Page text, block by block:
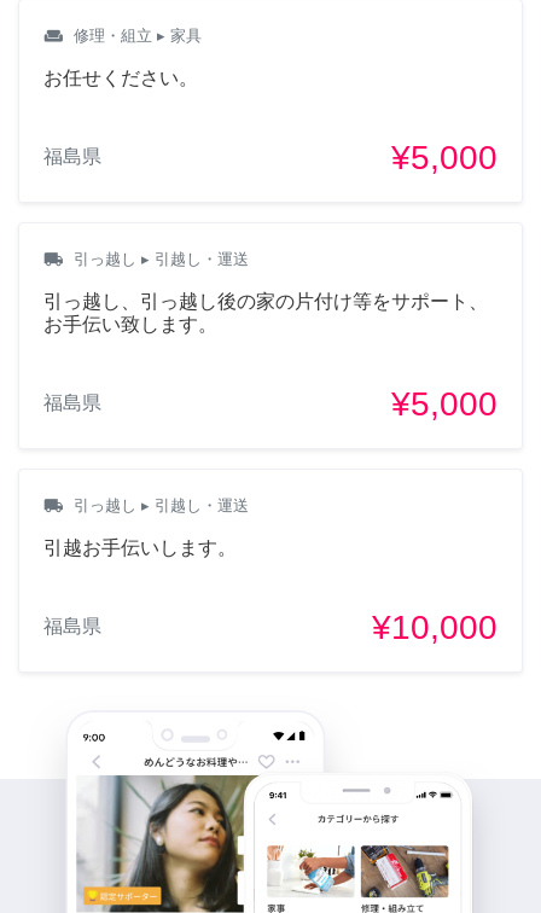
weekend 修理・組立 ▸ 家具
お任せください。
福島県 ¥5,000
local_shipping 引っ越し ▸ 引越し・運送
引っ越し、引っ越し後の家の片付け等をサポート、
お手伝い致します。
福島県 ¥5,000
local_shipping 引っ越し ▸ 引越し・運送
引越お手伝いします。
福島県 ¥10,000